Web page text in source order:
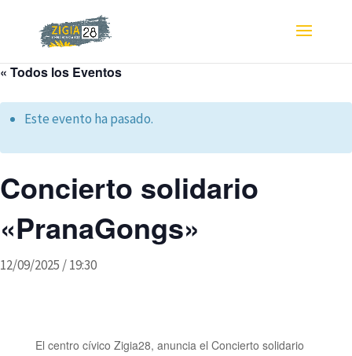
« Todos los Eventos
Este evento ha pasado.
Concierto solidario
«PranaGongs»
12/09/2025 / 19:30
El centro cívico Zigia28, anuncia el Concierto solidario